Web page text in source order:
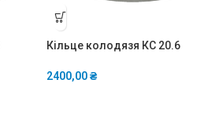
Кільце колодязя КС 20.6
2400,00₴